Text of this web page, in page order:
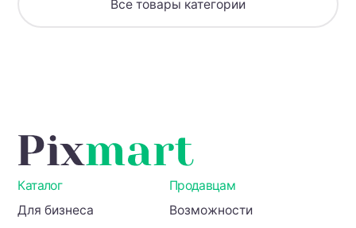
Все товары категории
Каталог
Для бизнеса
Продавцам
Возможности